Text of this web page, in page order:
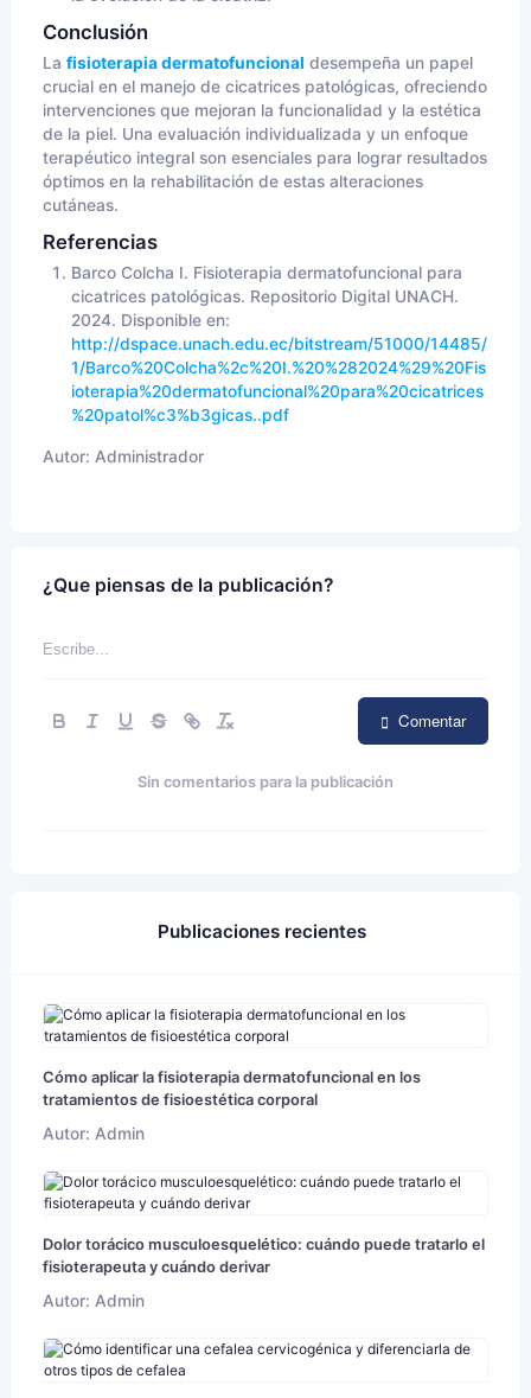
Conclusión
La fisioterapia dermatofuncional desempeña un papel
crucial en el manejo de cicatrices patológicas, ofreciendo
intervenciones que mejoran la funcionalidad y la estética
de la piel. Una evaluación individualizada y un enfoque
terapéutico integral son esenciales para lograr resultados
óptimos en la rehabilitación de estas alteraciones
cutáneas.
Referencias
Barco Colcha I. Fisioterapia dermatofuncional para
cicatrices patológicas. Repositorio Digital UNACH.
2024. Disponible en:
http://dspace.unach.edu.ec/bitstream/51000/14485/
1/Barco%20Colcha%2c%20I.%20%282024%29%20Fis
ioterapia%20dermatofuncional%20para%20cicatrices
%20patol%c3%b3gicas..pdf
Autor: Administrador
¿Que piensas de la publicación?
Comentar
Sin comentarios para la publicación
Publicaciones recientes
Cómo aplicar la fisioterapia dermatofuncional en los
tratamientos de fisioestética corporal
Autor: Admin
Dolor torácico musculoesquelético: cuándo puede tratarlo el
fisioterapeuta y cuándo derivar
Autor: Admin